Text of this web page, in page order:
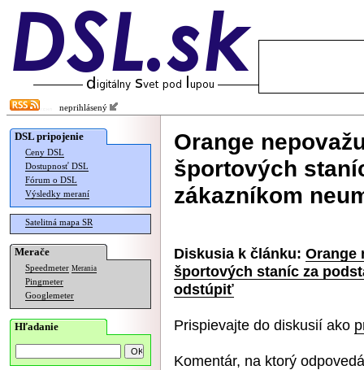
neprihlásený
DSL pripojenie
Ceny DSL
Dostupnosť DSL
Fórum o DSL
Výsledky meraní
Satelitná mapa SR
Merače
Speedmeter Merania
Pingmeter
Googlemeter
Hľadanie
Orange
športových
zákazníkom
Diskusia k článku: Orange
športových staníc za
odstúpiť
Prispievajte do diskusií ako
Komentár, na ktorý